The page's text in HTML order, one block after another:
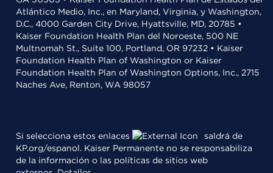
Atlántico Medio, Inc., en Maryland, Virginia, y Washington,
D.C., 4000 Garden City Drive, Hyattsville, MD, 20785 •
Kaiser Foundation Health Plan del Noroeste, 500 NE
Multnomah St., Suite 100, Portland, OR 97232 • Kaiser
Foundation Health Plan of Washington or Kaiser
Foundation Health Plan of Washington Options, Inc., 2715
Naches Ave, Renton, WA 98057
Si selecciona estos enlaces
saldrá de
KP.org/espanol. Kaiser Permanente no se responsabiliza
de la información o las políticas de sitios web